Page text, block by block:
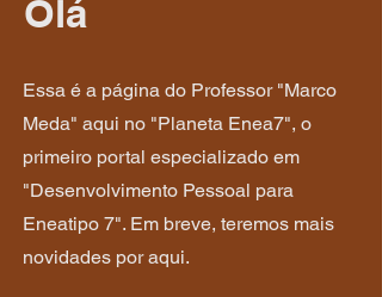
Olá
​Essa é a página do Professor "Marco
Meda" aqui no "Planeta Enea7", o
primeiro portal especializado em
"Desenvolvimento Pessoal para
Eneatipo 7". Em breve, teremos mais
novidades por aqui.